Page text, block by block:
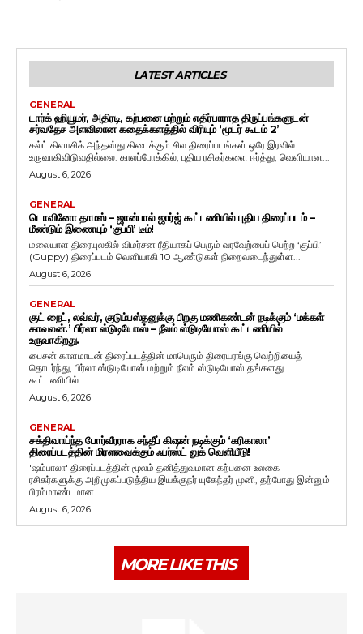
LATEST ARTICLES
GENERAL
டார்க் ஹியூமர், அதிரடி, கற்பனை மற்றும் எதிர்பாராத திருப்பங்களுடன்
சர்வதேச அளவிலான கதைக்களத்தில் விரியும் ‘மூடர் கூடம் 2’
கல்ட் கிளாசிக் அந்தஸ்து கிடைக்கும் சில திரைப்படங்கள் ஒரே இரவில்
உருவாகிவிடுவதில்லை. காலப்போக்கில், புதிய ரசிகர்களை ஈர்த்து, வெளியான...
August 6, 2026
GENERAL
டொவினோ தாமஸ் – ஜான்பால் ஜார்ஜ் கூட்டணியில் புதிய திரைப்படம் –
மீண்டும் இணையும் ‘குப்பி’ டீம்!
மலையாள திரையுலகில் விமர்சன ரீதியாகப் பெரும் வரவேற்பைப் பெற்ற ‘குப்பி’
(Guppy) திரைப்படம் வெளியாகி 10 ஆண்டுகள் நிறைவடைந்துள்ள...
August 6, 2026
GENERAL
குட் நைட், லவ்வர், குடும்பஸ்தனுக்கு பிறகு மணிகண்டன் நடிக்கும் ‘மக்கள்
காவலன்.’ பிர்லா ஸ்டுடியோஸ் – நீலம் ஸ்டுடியோஸ் கூட்டணியில்
உருவாகிறது.
பைசன் காளமாடன் திரைப்படத்தின் மாபெரும் திரையரங்கு வெற்றியைத்
தொடர்ந்து, பிர்லா ஸ்டுடியோஸ் மற்றும் நீலம் ஸ்டுடியோஸ் தங்களது
கூட்டணியில்...
August 6, 2026
GENERAL
சக்திவாய்ந்த போர்வீரராக சந்தீப் கிஷன் நடிக்கும் ‘கரிகாலா’
திரைப்படத்தின் மிரளவைக்கும் ஃபர்ஸ்ட் லுக் வெளியீடு!
'ஷம்பாலா' திரைப்படத்தின் மூலம் தனித்துவமான கற்பனை உலகை
ரசிகர்களுக்கு அறிமுகப்படுத்திய இயக்குநர் யுகேந்தர் முனி, தற்போது இன்னும்
பிரம்மாண்டமான...
August 6, 2026
MORE LIKE THIS